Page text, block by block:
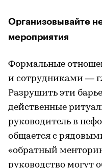
Организовывайте
мероприятия
Формальные
и сотрудниками —
Разрушить эти
действенные
руководитель в
общается с
«обратный
руководство могут